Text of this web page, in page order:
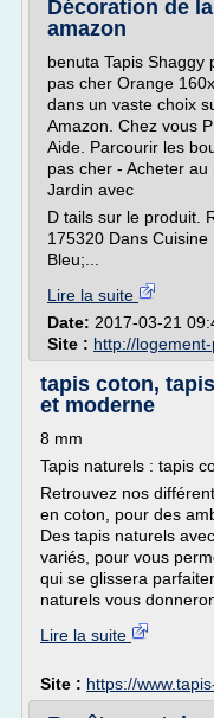
Décoration de
amazon
benuta Tapis Shaggy
pas cher Orange
dans un vaste choix
Amazon. Chez vous
Aide. Parcourir les
pas cher - Acheter
Jardin avec
D tails sur le produit.
175320 Dans
Bleu;...
Lire la suite
Date: 2017-03-21
Site : http://
tapis coton,
et moderne
8 mm
Tapis naturels : tapis
Retrouvez nos
en coton, pour des
Des tapis naturels
variés, pour vous
qui se glissera
naturels vous
Lire la suite
Site : https://